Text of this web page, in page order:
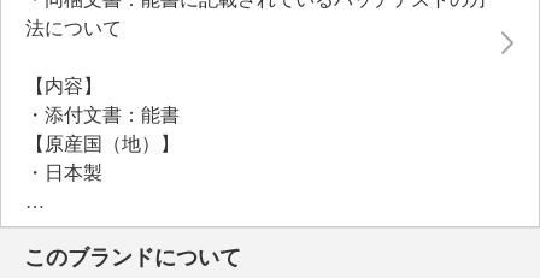
＜リニューアル情報（２０２５年１２月〜）＞
美容成分にこだわり、リニューアルしました。
１．２倍増量、カンゾウ根エキス（キメ、なめらか）
を約１．５倍増量しました。
新たに先端アミノ酸誘導体アミトースＲ（ジヒドロキ
シプロピルアルギニンＨＣＩ、水／保湿）、発酵オリ
ーブ葉エキス（ガラクトミセス／オリーブ葉発酵エキ
＜配合／無配合表示＞
法について
【内容】
・添付文書：能書
【原産国（地）】
・日本製
※パッケージ表示は「枠練石鹸」
このブランドについて